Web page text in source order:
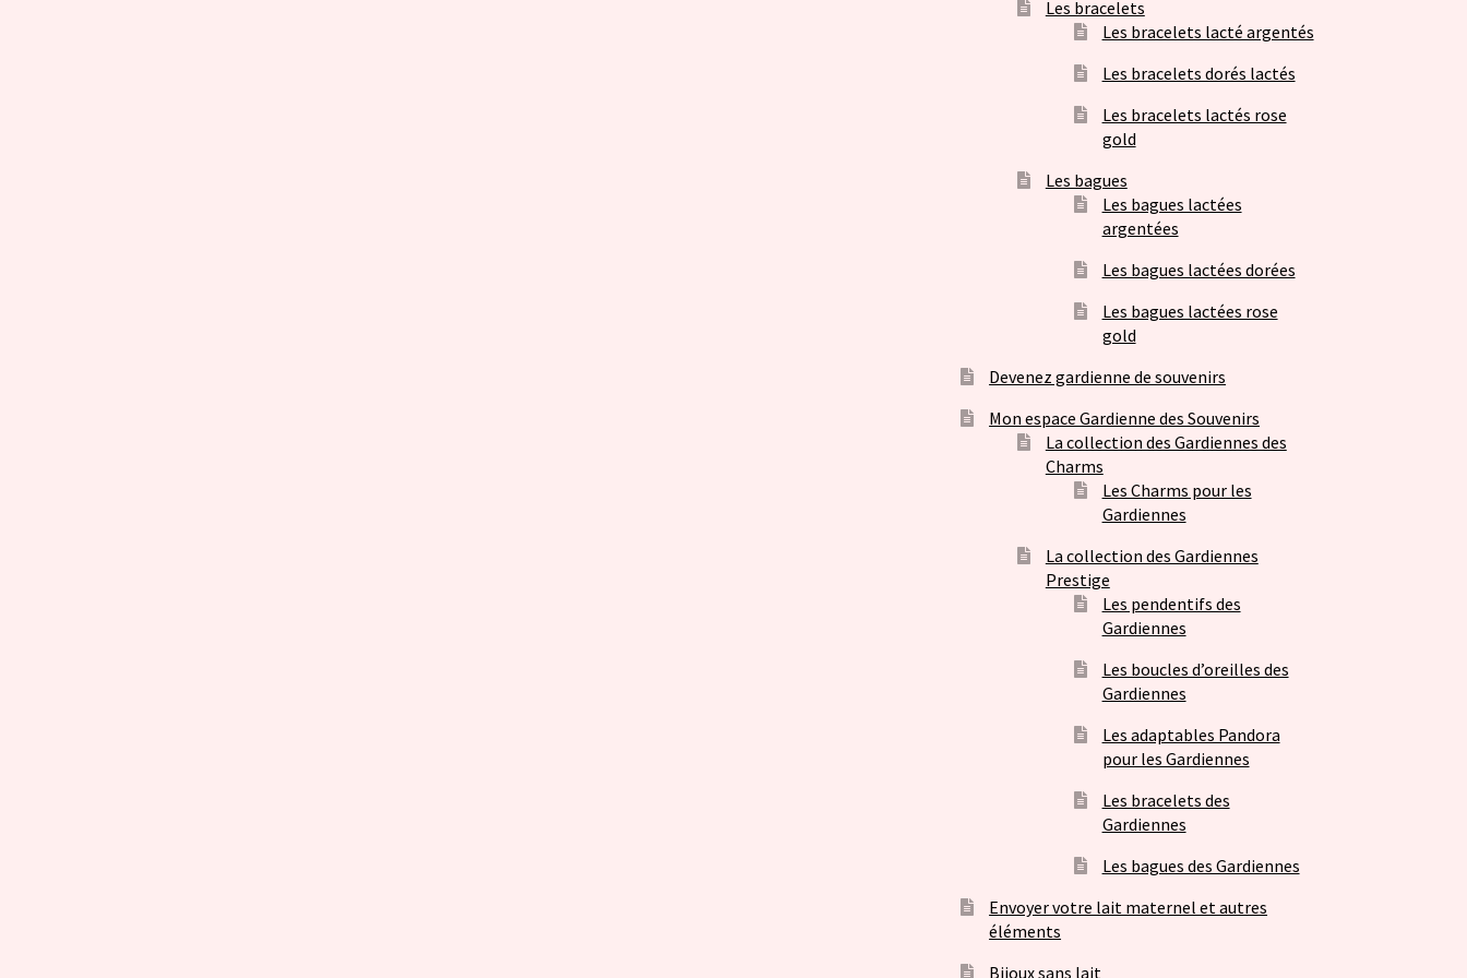
Les bracelets
Les bracelets lacté argentés
Les bracelets dorés lactés
Les bracelets lactés rose
gold
Les bagues
Les bagues lactées
argentées
Les bagues lactées dorées
Les bagues lactées rose
gold
Devenez gardienne de souvenirs
Mon espace Gardienne des Souvenirs
La collection des Gardiennes des
Charms
Les Charms pour les
Gardiennes
La collection des Gardiennes
Prestige
Les pendentifs des
Gardiennes
Les boucles d’oreilles des
Gardiennes
Les adaptables Pandora
pour les Gardiennes
Les bracelets des
Gardiennes
Les bagues des Gardiennes
Envoyer votre lait maternel et autres
éléments
Bijoux sans lait